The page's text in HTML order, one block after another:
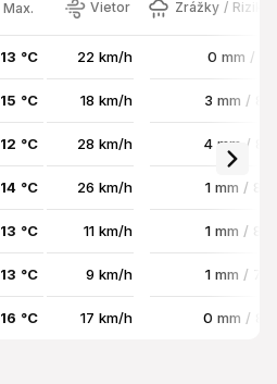
Max. Vietor Zrážky / Riziko
13 °C 22 km/h 0 mm /
15 °C 18 km/h 3 mm /
12 °C 28 km/h 4 mm /
14 °C 26 km/h 1 mm /
13 °C 11 km/h 1 mm /
13 °C 9 km/h 1 mm /
16 °C 17 km/h 0 mm /